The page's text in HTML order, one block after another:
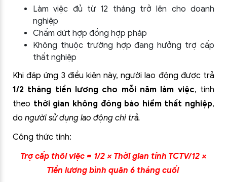
Làm việc đủ từ 12 tháng trở lên cho doanh
nghiệp
Chấm dứt hợp đồng hợp pháp
Không thuộc trường hợp đang hưởng trợ cấp
thất nghiệp
Khi đáp ứng 3 điều kiện này, người lao động được trả
1/2 tháng tiền lương cho mỗi năm làm việc, tính
theo thời gian không đóng bảo hiểm thất nghiệp,
do người sử dụng lao động chi trả.
Công thức tính:
Trợ cấp thôi việc = 1/2 × Thời gian tính TCTV/12 ×
Tiền lương bình quân 6 tháng cuối